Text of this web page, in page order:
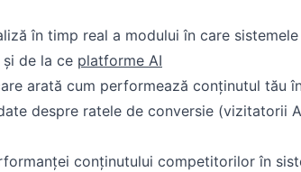
în timp real a modului în care
de la ce platforme AI
arată cum performează conținutul tău
despre ratele de conversie (vizitatorii
conținutului competitorilor în